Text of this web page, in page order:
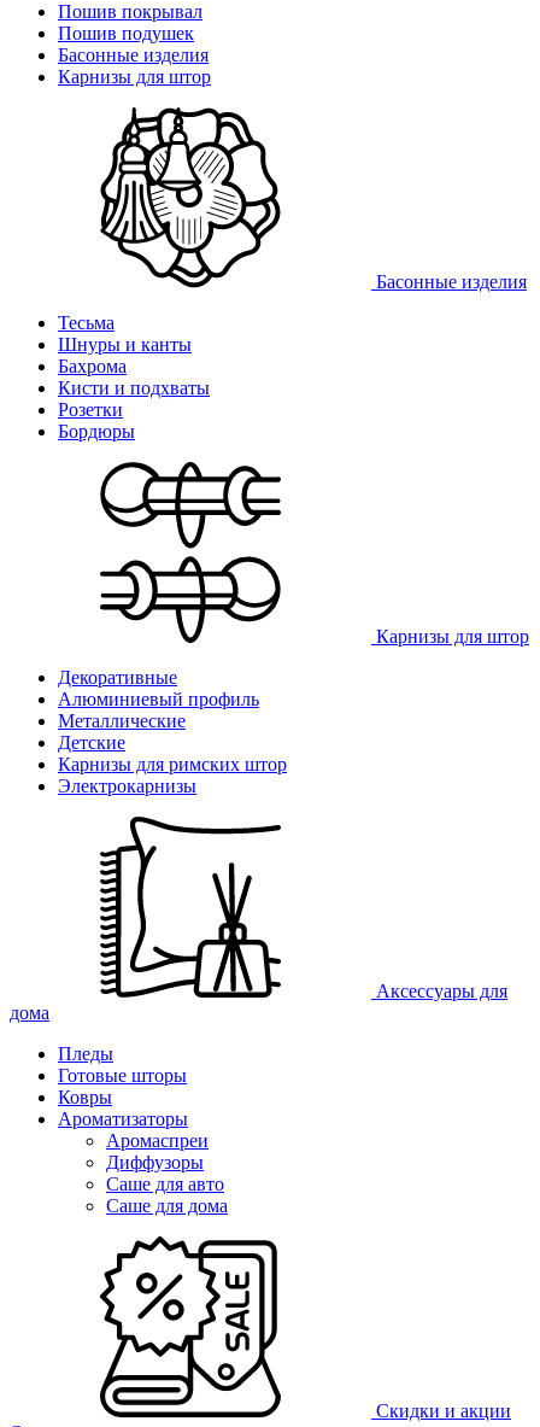
Пошив покрывал
Пошив подушек
Басонные изделия
Карнизы для штор
Басонные изделия
Тесьма
Шнуры и канты
Бахрома
Кисти и подхваты
Розетки
Бордюры
Карнизы для штор
Декоративные
Алюминиевый профиль
Металлические
Детские
Карнизы для римских штор
Электрокарнизы
Аксессуары для
дома
Пледы
Готовые шторы
Ковры
Ароматизаторы
Аромаспреи
Диффузоры
Саше для авто
Саше для дома
Скидки и акции